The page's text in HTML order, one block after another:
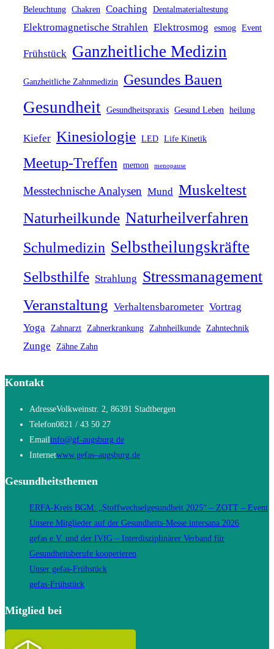
Beleuchtung Chakren Coaching Dentalmaterialtestung
Elektromagnetische Strahlen Elektrosmog esmog Event
Frühstück Ganzheitliche Medizin
Ganzheitliche Zahnmedizin Gesundes Bauen
Gesundheit Gesundheitspraxis Gesund Leben heilung
Kiefer Kinesiologie LED Life Kinetik
Meetup-Treffen memon menopause
Messtechnische Analysen Mund Muskeltest
Naturheilkunde Naturheilverfahren
Schulmedizin Selbstheilungskräfte
Selbsthilfe Strahlung Stressmanagement
Veranstaltung Verhaltensbarometer Vortrag
Yoga Zahnarzt Zahnerkrankung Zahnheilkunde Zahntechnik
Zunge Zähne Zahn
Kontakt
AdresseVolkweinstr. 2, 86391 Stadtbergen
Telefon0821 / 43 50 27
Emailinfo@gf-augsburg.deOpens
in
Internetwww.gefas–augsburg.deOpens
Gesundheitsthemen
ERFA-Kreis BGM: „Stoffwechselgesundheit 2025“ – ZOTT – Event
Unsere Mitglieder auf der Gesundheits-Messe intersana 2026
gefas e.V. und der IVfG – Interdisziplinärer Verband für
Gesundheitsberufe kooperieren
Unser gefas-Frühstück
gefas-Frühstück
Mitglied bei